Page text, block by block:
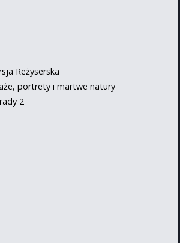
Reżyserska
portrety i martwe natury
2